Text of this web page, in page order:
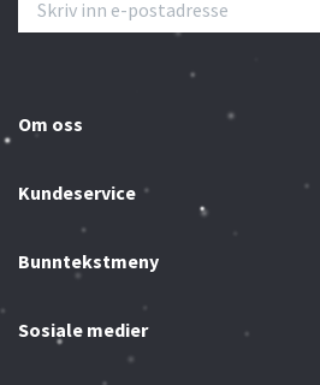
Om oss
Kundeservice
Bunntekstmeny
Sosiale medier